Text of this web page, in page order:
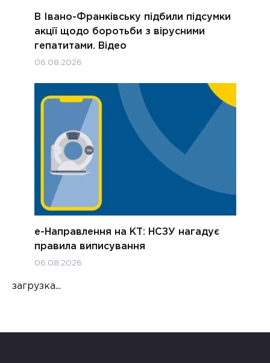
В Івано-Франківську підбили підсумки
акції щодо боротьби з вірусними
гепатитами. Відео
06.08.2026
е-Направлення на КТ: НСЗУ нагадує
правила виписування
06.08.2026
загрузка...